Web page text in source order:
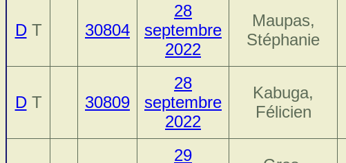
DT 30804
28
septembre
2022
Maupas,
Stéphanie
DT 30809
28
septembre
2022
Kabuga,
Félicien
29